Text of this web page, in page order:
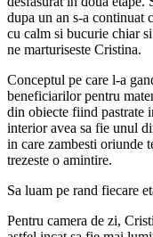
dupa un an s-a continuat
cu calm si bucurie chiar
ne marturiseste Cristina.
Conceptul pe care l-a
beneficiarilor pentru
din obiecte fiind pastrate
interior avea sa fie unul
in care zambesti oriunde
trezeste o amintire.
Sa luam pe rand fiecare
Pentru camera de zi,